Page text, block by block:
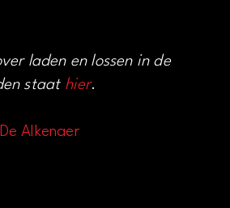
laden en lossen in de
staat hier.
Alkenaer